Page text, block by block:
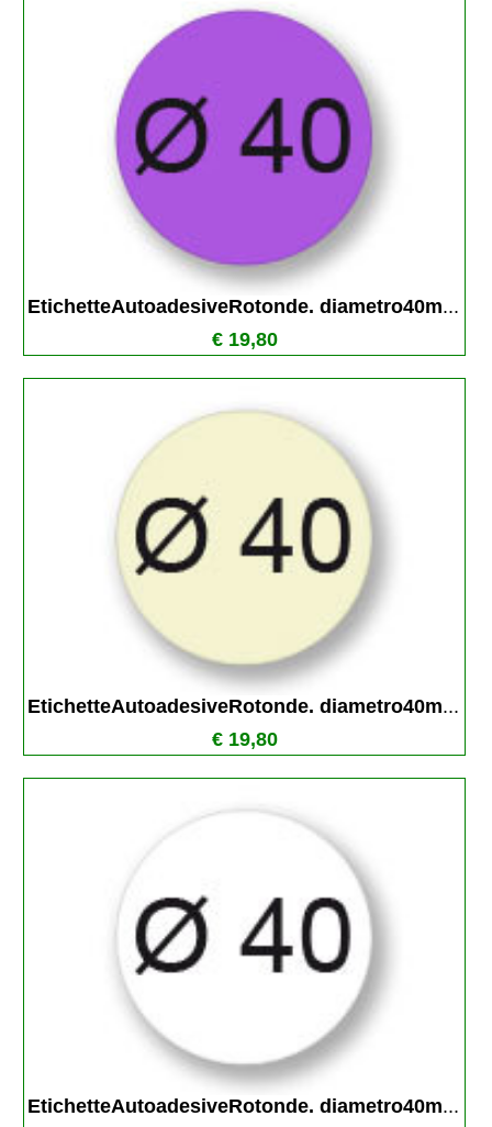
EtichetteAutoadesiveRotonde. diametro40m...
€ 19,80
EtichetteAutoadesiveRotonde. diametro40m...
€ 19,80
EtichetteAutoadesiveRotonde. diametro40m...